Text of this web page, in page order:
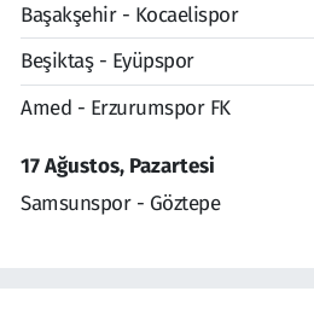
Başakşehir - Kocaelispor
Beşiktaş - Eyüpspor
Amed - Erzurumspor FK
17 Ağustos, Pazartesi
Samsunspor - Göztepe